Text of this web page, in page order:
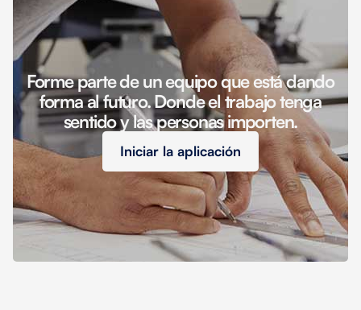
Forme parte de un equipo que está dando
forma al futuro. Donde el trabajo tenga
sentido y las personas importen.
Iniciar la aplicación